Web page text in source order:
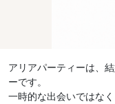
アリアパーティーは、
ーです。
一時的な出会いではな